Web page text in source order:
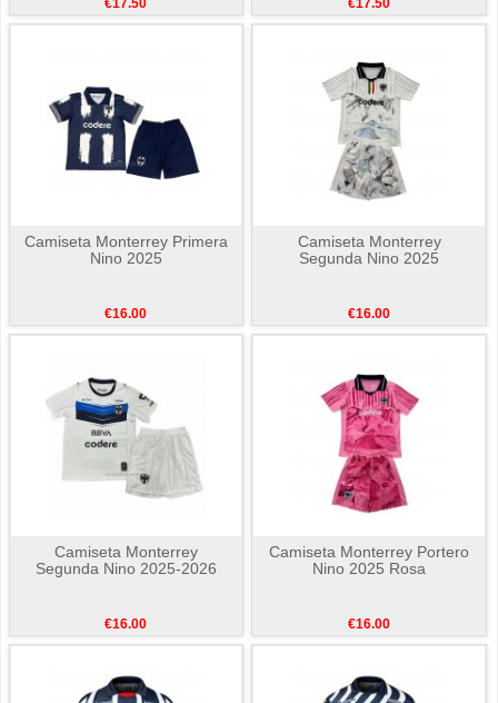
Camiseta Monterrey Primera
Nino 2025
€16.00
Camiseta Monterrey
Segunda Nino 2025
€16.00
Camiseta Monterrey
Segunda Nino 2025-2026
€16.00
Camiseta Monterrey Portero
Nino 2025 Rosa
€16.00